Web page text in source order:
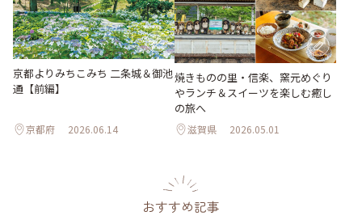
京都よりみちこみち 二条城＆御池
通【前編】
京都府 2026.06.14
焼きものの里・信楽、窯元めぐり
やランチ＆スイーツを楽しむ癒し
の旅へ
滋賀県 2026.05.01
おすすめ記事